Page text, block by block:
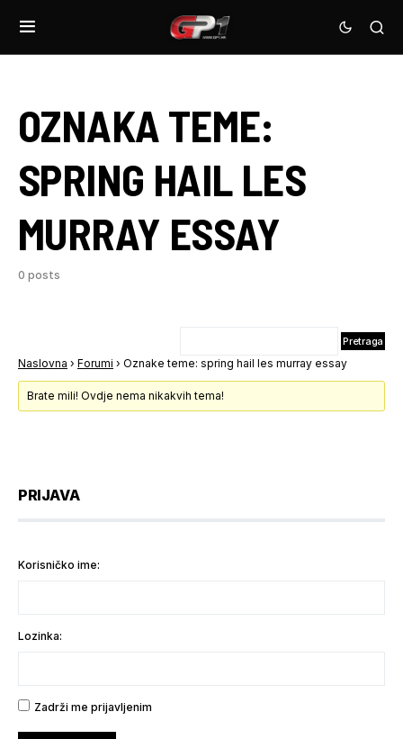
OZNAKA TEME:
SPRING HAIL LES
MURRAY ESSAY
0 posts
Naslovna › Forumi › Oznake teme: spring hail les murray essay
Brate mili! Ovdje nema nikakvih tema!
PRIJAVA
Korisničko ime:
Lozinka:
Zadrži me prijavljenim